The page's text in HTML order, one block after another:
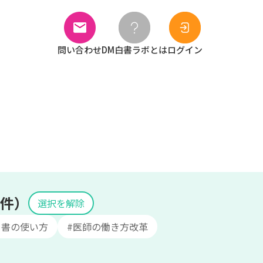
問い合わせDM白書ラボとはログイン
）
選択を解除
の使い方
#医師の働き方改革